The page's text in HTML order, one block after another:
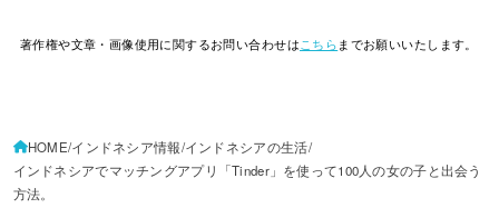
著作権や文章・画像使用に関するお問い合わせは こちら までお願いいたします。
HOME インドネシア情報 インドネシアの生活
インドネシアでマッチングアプリ「Tinder」を使って100人の女の子と出会う
方法。